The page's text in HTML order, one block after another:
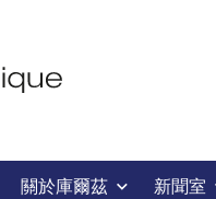
關於庫爾茲 新聞室